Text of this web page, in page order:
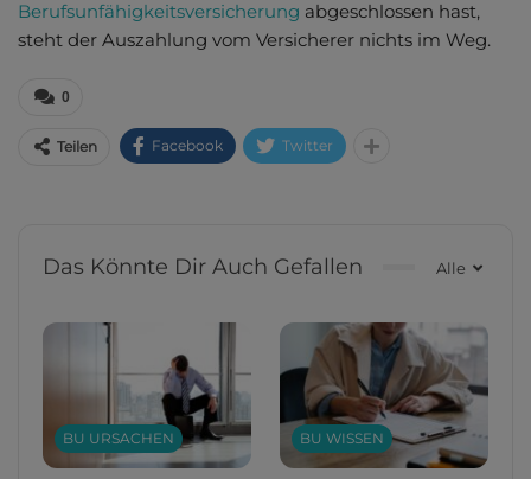
Berufsunfähigkeitsversicherung abgeschlossen hast,
steht der Auszahlung vom Versicherer nichts im Weg.
0
Teilen Facebook Twitter
Alle
Das Könnte Dir Auch Gefallen
BU URSACHEN BU WISSEN